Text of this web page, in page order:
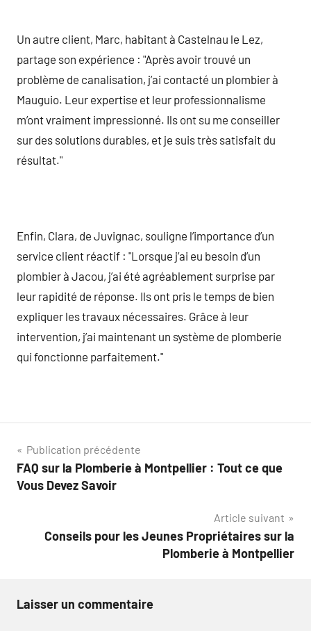
Un autre client, Marc, habitant à Castelnau le Lez,
partage son expérience : "Après avoir trouvé un
problème de canalisation, j’ai contacté un plombier à
Mauguio. Leur expertise et leur professionnalisme
m’ont vraiment impressionné. Ils ont su me conseiller
sur des solutions durables, et je suis très satisfait du
résultat."
Enfin, Clara, de Juvignac, souligne l’importance d’un
service client réactif : "Lorsque j’ai eu besoin d’un
plombier à Jacou, j’ai été agréablement surprise par
leur rapidité de réponse. Ils ont pris le temps de bien
expliquer les travaux nécessaires. Grâce à leur
intervention, j’ai maintenant un système de plomberie
qui fonctionne parfaitement."
Navigation
de
Publication précédente
FAQ sur la Plomberie à Montpellier : Tout ce que
Vous Devez Savoir
Article suivant
Conseils pour les Jeunes Propriétaires sur la
Plomberie à Montpellier
Laisser un commentaire